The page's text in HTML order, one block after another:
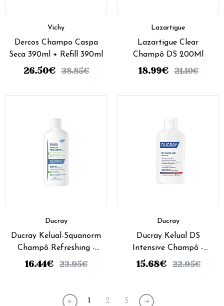
Vichy
Dercos Champo Caspa
Seca 390ml + Refill 390ml
26.50€ 38.85€
Lazartigue
Lazartigue Clear
Champô DS 200Ml
18.99€ 21.10€
Ducray
Ducray Kelual-Squanorm
Champô Refreshing -
400Ml
16.44€ 23.95€
Ducray
Ducray Kelual DS
Intensive Champô -
100Ml
15.68€ 22.95€
1 2 3